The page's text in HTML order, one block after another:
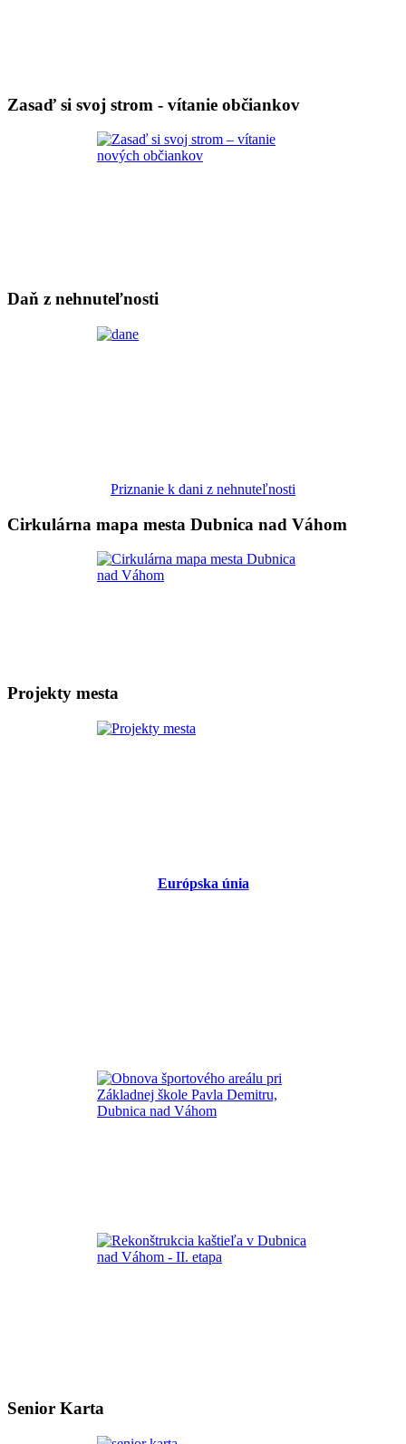
Zasaď si svoj strom - vítanie občiankov
Daň z nehnuteľnosti
Priznanie k dani z nehnuteľnosti
Cirkulárna mapa mesta Dubnica nad Váhom
Projekty mesta
Európska únia
Senior Karta